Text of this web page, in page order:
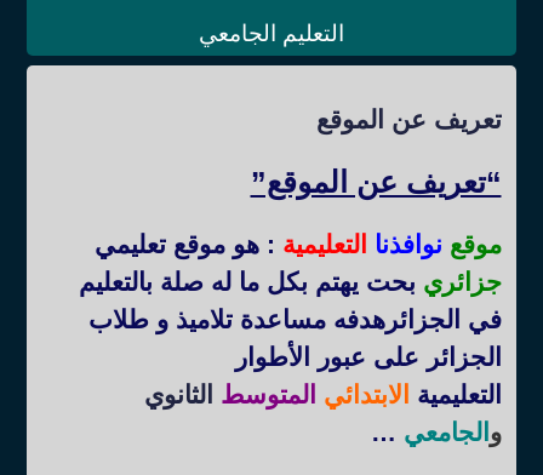
التعليم الجامعي
تعريف عن الموقع
“تعريف عن الموقع”
موقع نوافذنا التعليمية : هو موقع تعليمي
جزائري بحت يهتم بكل ما له صلة بالتعليم
في الجزائرهدفه مساعدة تلاميذ و طلاب
الجزائر على عبور الأطوار
التعليمية
الابتدائي المتوسط الثانوي
و الجامعي …